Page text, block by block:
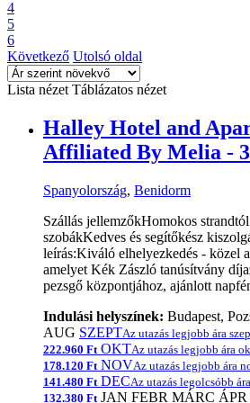
4
5
6
Következő Utolsó oldal
Lista nézet Táblázatos nézet
Halley Hotel and
Affiliated By Melia - 3
Spanyolország, Benidorm
Szállás jellemzőkHomokos
szobákKedves és segítőkész
leírás:Kiváló elhelyezkedés - közel
amelyet Kék Zászló tanúsítvány
pezsgő központjához, ajánlott
Indulási helyszínek: Budapest,
AUG SZEPTAz utazás legjobb ára
222.960 Ft OKTAz utazás legjobb ára
178.120 Ft NOVAz utazás legjobb ára
141.480 Ft DECAz utazás legolcsóbb ára
132.380 Ft JAN FEBR MÁRC ÁPR